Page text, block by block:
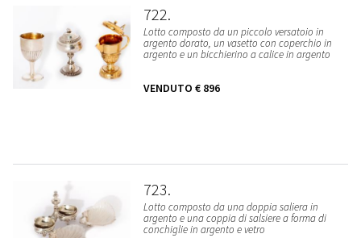
722
Lotto composto da un piccolo versatoio in
argento dorato, un vasetto con coperchio in
argento e un bicchierino a calice in argento
VENDUTO € 896
723
Lotto composto da una doppia saliera in
argento e una coppia di salsiere a forma di
conchiglie in argento e vetro